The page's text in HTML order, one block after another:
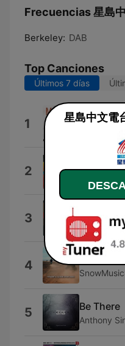
Frecuencias 星島
Berkeley: DAB
Top Canciones
Últimos 7 días
1 Tu Me
2 Telecom
3 Keith
4 Sport
5 Be There
Anthony
星島中文電